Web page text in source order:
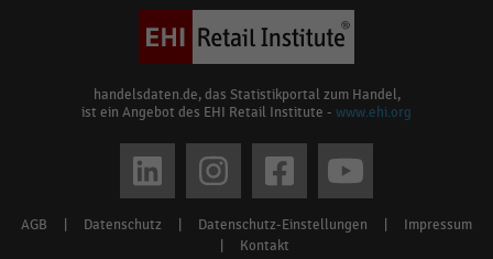
handelsdaten.de, das Statistikportal zum Handel,
ist ein Angebot des EHI Retail Institute - www.ehi.org
Footer
AGB Datenschutz Datenschutz-Einstellungen
Impressum
Kontakt